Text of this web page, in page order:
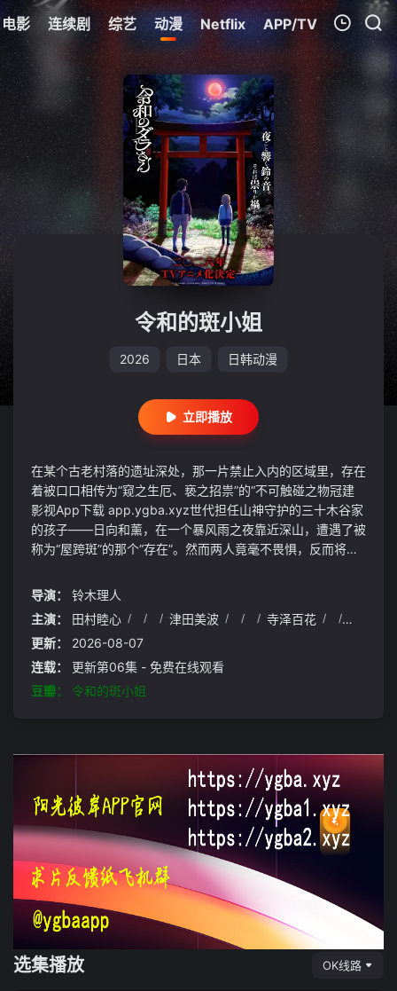
电影 连续剧 综艺 动漫 Netflix APP/TV
我的观影记录
暂无观看影片的记录
令和的斑小姐
2026 日本 日韩动漫
立即播放
在某个古老村落的遗址深处，那一片禁止入内的区域里，存在
着被口口相传为“窥之生厄、亵之招祟”的“不可触碰之物冠建
影视App下载 app.ygba.xyz世代担任山神守护的三十木谷家
的孩子——日向和薰，在一个暴风雨之夜靠近深山，遭遇了被
称为“屋跨斑”的那个“存在”。然而两人竟毫不畏惧，反而将这
导演：
铃木理人
主演：
田村睦心 / / / 津田美波 / / / 寺泽百花 / /
更新：
2026-08-07
连载：
更新第06集 - 免费在线观看
豆瓣：
令和的斑小姐
选集播放 OK线路